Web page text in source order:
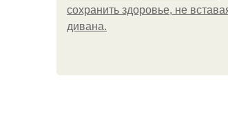
сохранить здоровье, не
дивана.